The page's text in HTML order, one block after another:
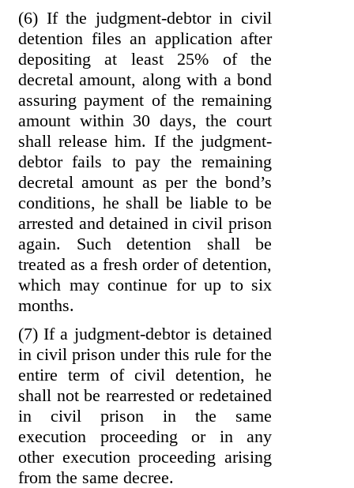
(6) If the judgment-debtor in civil
detention files an application after
depositing at least 25% of the
decretal amount, along with a bond
assuring payment of the remaining
amount within 30 days, the court
shall release him. If the judgment-
debtor fails to pay the remaining
decretal amount as per the bond’s
conditions, he shall be liable to be
arrested and detained in civil prison
again. Such detention shall be
treated as a fresh order of detention,
which may continue for up to six
months.
(7) If a judgment-debtor is detained
in civil prison under this rule for the
entire term of civil detention, he
shall not be rearrested or redetained
in civil prison in the same
execution proceeding or in any
other execution proceeding arising
from the same decree.